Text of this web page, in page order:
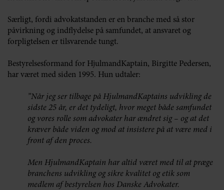
Særligt, fordi advokatstanden er en branche med så stor
påvirkning og indflydelse på samfundet, at ansvaret og
forpligtelsen er tilsvarende tungt.
Bestyrelsesformand for HjulmandKaptain, Birgitte Pedersen,
har været med siden 1995. Hun udtaler:
”Når jeg ser tilbage på HjulmandKaptains udvikling de
sidste 25 år, er det tydeligt, hvor meget både samfundet
og vores rolle som advokater har ændret sig – og at det
kræver både viden og mod at insistere på at være med i
front af den proces.
Men HjulmandKaptain har altid været med til at præge
branchens udvikling og sikre kvalitet og etik som
medlem af bestyrelsen hos Danske Advokater.